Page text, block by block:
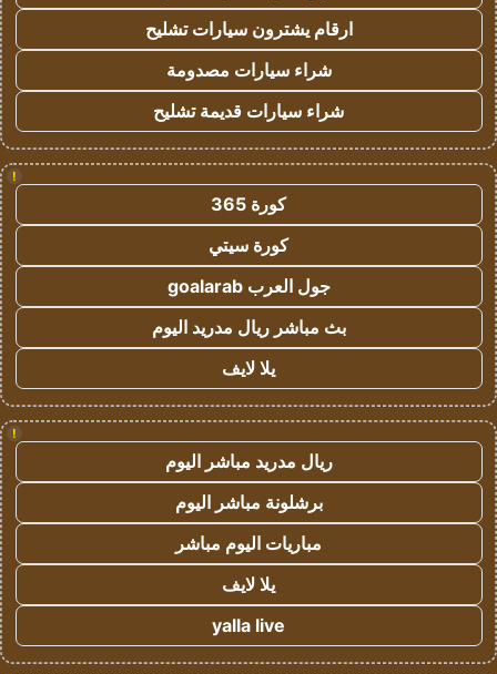
ارقام يشترون سيارات تشليح
شراء سيارات مصدومة
شراء سيارات قديمة تشليح
!
كورة 365
كورة سيتي
جول العرب goalarab
بث مباشر ريال مدريد اليوم
يلا لايف
!
ريال مدريد مباشر اليوم
برشلونة مباشر اليوم
مباريات اليوم مباشر
يلا لايف
yalla live